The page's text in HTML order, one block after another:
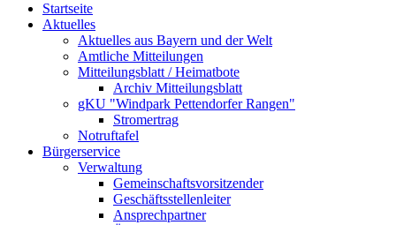
Startseite
Aktuelles
Aktuelles aus Bayern und der Welt
Amtliche Mitteilungen
Mitteilungsblatt / Heimatbote
Archiv Mitteilungsblatt
gKU "Windpark Pettendorfer Rangen"
Stromertrag
Notruftafel
Bürgerservice
Verwaltung
Gemeinschaftsvorsitzender
Geschäftsstellenleiter
Ansprechpartner